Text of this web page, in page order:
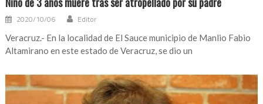
2020/10/06 Editor
Veracruz.- En la localidad de El Sauce municipio de Manlio Fabio
Altamirano en este estado de Veracruz, se dio un